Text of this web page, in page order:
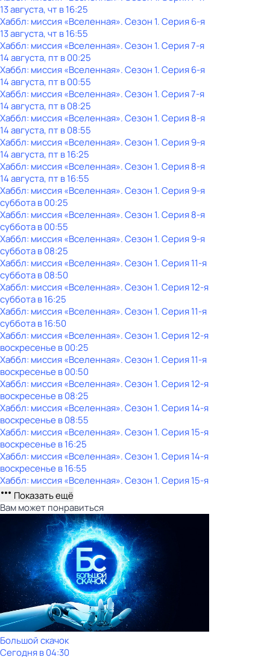
13 августа, чт в 16:25
Хаббл: миссия «Вселенная». Сезон 1. Серия 6-я
13 августа, чт в 16:55
Хаббл: миссия «Вселенная». Сезон 1. Серия 7-я
14 августа, пт в 00:25
Хаббл: миссия «Вселенная». Сезон 1. Серия 6-я
14 августа, пт в 00:55
Хаббл: миссия «Вселенная». Сезон 1. Серия 7-я
14 августа, пт в 08:25
Хаббл: миссия «Вселенная». Сезон 1. Серия 8-я
14 августа, пт в 08:55
Хаббл: миссия «Вселенная». Сезон 1. Серия 9-я
14 августа, пт в 16:25
Хаббл: миссия «Вселенная». Сезон 1. Серия 8-я
14 августа, пт в 16:55
Хаббл: миссия «Вселенная». Сезон 1. Серия 9-я
субботав00:25
Хаббл: миссия «Вселенная». Сезон 1. Серия 8-я
субботав00:55
Хаббл: миссия «Вселенная». Сезон 1. Серия 9-я
субботав08:25
Хаббл: миссия «Вселенная». Сезон 1. Серия 11-я
субботав08:50
Хаббл: миссия «Вселенная». Сезон 1. Серия 12-я
субботав16:25
Хаббл: миссия «Вселенная». Сезон 1. Серия 11-я
субботав16:50
Хаббл: миссия «Вселенная». Сезон 1. Серия 12-я
воскресенье в00:25
Хаббл: миссия «Вселенная». Сезон 1. Серия 11-я
воскресенье в00:50
Хаббл: миссия «Вселенная». Сезон 1. Серия 12-я
воскресенье в08:25
Хаббл: миссия «Вселенная». Сезон 1. Серия 14-я
воскресенье в08:55
Хаббл: миссия «Вселенная». Сезон 1. Серия 15-я
воскресенье в16:25
Хаббл: миссия «Вселенная». Сезон 1. Серия 14-я
воскресенье в16:55
Хаббл: миссия «Вселенная». Сезон 1. Серия 15-я
Показать ещё
Вам может понравиться
Большой скачок
Сегодня в 04:30